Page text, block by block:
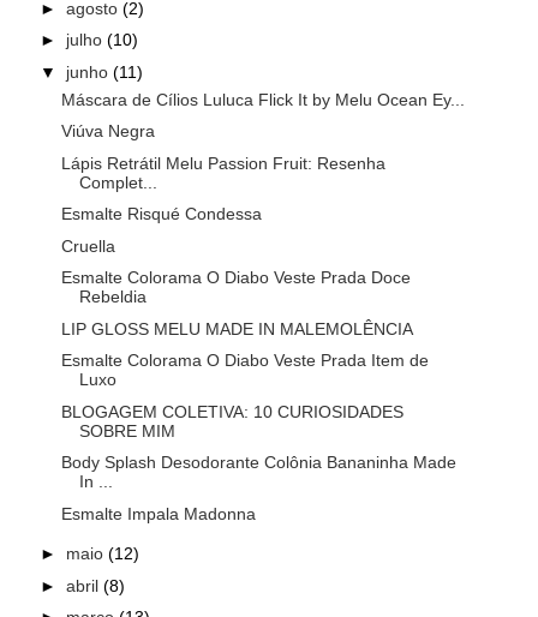
► agosto (2)
► julho (10)
▼ junho (11)
Máscara de Cílios Luluca Flick It by Melu Ocean Ey...
Viúva Negra
Lápis Retrátil Melu Passion Fruit: Resenha
Complet...
Esmalte Risqué Condessa
Cruella
Esmalte Colorama O Diabo Veste Prada Doce
Rebeldia
LIP GLOSS MELU MADE IN MALEMOLÊNCIA
Esmalte Colorama O Diabo Veste Prada Item de
Luxo
BLOGAGEM COLETIVA: 10 CURIOSIDADES
SOBRE MIM
Body Splash Desodorante Colônia Bananinha Made
In ...
Esmalte Impala Madonna
► maio (12)
► abril (8)